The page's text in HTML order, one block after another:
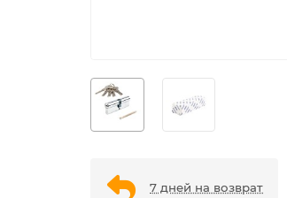
7 дней на возврат